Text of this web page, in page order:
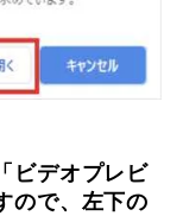
ビデオプレビ
ので、左下の